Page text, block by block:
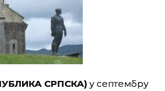
СРПСКА) у септембру